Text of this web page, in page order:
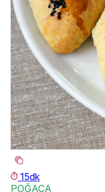
15dk
POĞAÇA